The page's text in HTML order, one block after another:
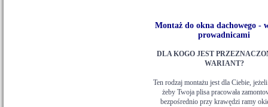
Montaż do okna dachowego -
prowadnicami
DLA KOGO JEST
WARIANT?
Ten rodzaj montażu jest dla Ciebie,
żeby Twoja plisa pracowała
bezpośrednio przy krawędzi ramy